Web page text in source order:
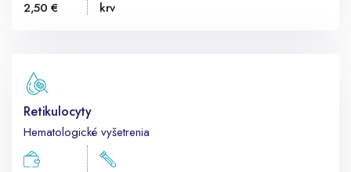
2,50 € krv
Retikulocyty
Hematologické vyšetrenia